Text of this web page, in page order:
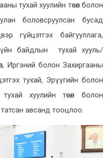
тухай хуулийн төсөл болон
боловсруулсан бусад
гүйцэтгэх байгууллага,
байдлын тухай хууль/
Иргэний болон Захиргааны
тухай, Эрүүгийн болон
хуулийн төсөл болон
татсан авсанд тооцлоо.